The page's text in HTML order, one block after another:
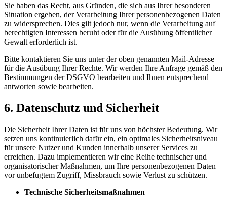
Sie haben das Recht, aus Gründen, die sich aus Ihrer besonderen
Situation ergeben, der Verarbeitung Ihrer personenbezogenen Daten
zu widersprechen. Dies gilt jedoch nur, wenn die Verarbeitung auf
berechtigten Interessen beruht oder für die Ausübung öffentlicher
Gewalt erforderlich ist.
Bitte kontaktieren Sie uns unter der oben genannten Mail-Adresse
für die Ausübung Ihrer Rechte. Wir werden Ihre Anfrage gemäß den
Bestimmungen der DSGVO bearbeiten und Ihnen entsprechend
antworten sowie bearbeiten.
6. Datenschutz und Sicherheit
Die Sicherheit Ihrer Daten ist für uns von höchster Bedeutung. Wir
setzen uns kontinuierlich dafür ein, ein optimales Sicherheitsniveau
für unsere Nutzer und Kunden innerhalb unserer Services zu
erreichen. Dazu implementieren wir eine Reihe technischer und
organisatorischer Maßnahmen, um Ihre personenbezogenen Daten
vor unbefugtem Zugriff, Missbrauch sowie Verlust zu schützen.
Technische Sicherheitsmaßnahmen